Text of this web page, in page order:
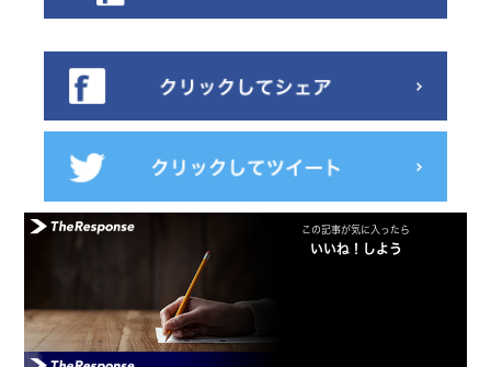
この記事が気に入ったら
いいね！しよう